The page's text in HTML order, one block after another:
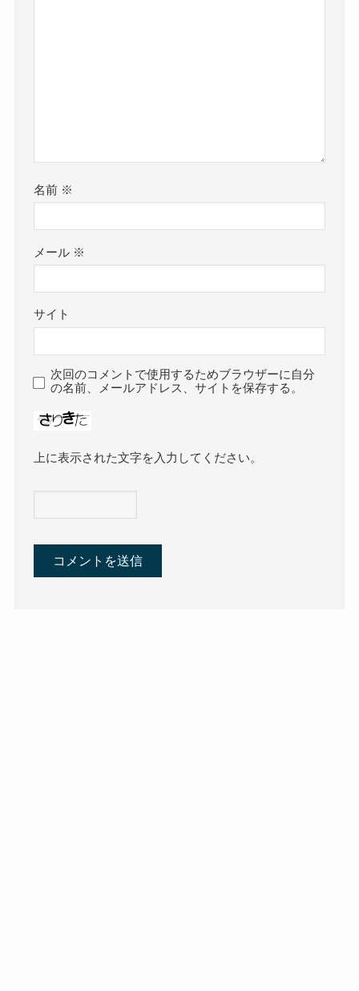
名前 ※
メール ※
サイト
次回のコメントで使用するためブラウザーに自分
の名前、メールアドレス、サイトを保存する。
上に表示された文字を入力してください。